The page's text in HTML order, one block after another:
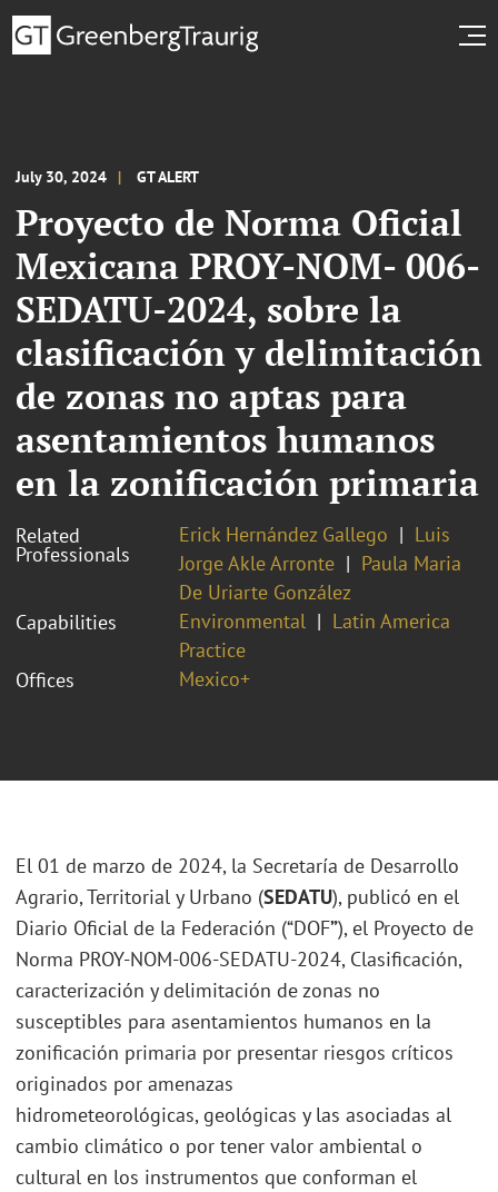
July 30, 2024 GT ALERT
Proyecto de Norma Oficial
Mexicana PROY-NOM- 006-
SEDATU-2024, sobre la
clasificación y delimitación
de zonas no aptas para
asentamientos humanos
en la zonificación primaria
Related
Professionals
Erick Hernández Gallego
Luis
Jorge Akle Arronte
Paula Maria
De Uriarte González
Capabilities
Environmental
Latin America
Practice
Offices
Mexico+
El 01 de marzo de 2024, la Secretaría de Desarrollo
Agrario, Territorial y Urbano (SEDATU), publicó en el
Diario Oficial de la Federación (“DOF”), el Proyecto de
Norma PROY-NOM-006-SEDATU-2024, Clasificación,
caracterización y delimitación de zonas no
susceptibles para asentamientos humanos en la
zonificación primaria por presentar riesgos críticos
originados por amenazas
hidrometeorológicas, geológicas y las asociadas al
cambio climático o por tener valor ambiental o
cultural en los instrumentos que conforman el